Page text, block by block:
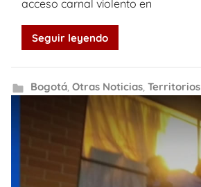
acceso carnal violento en
Seguir leyendo
Bogotá, Otras Noticias, Territorios